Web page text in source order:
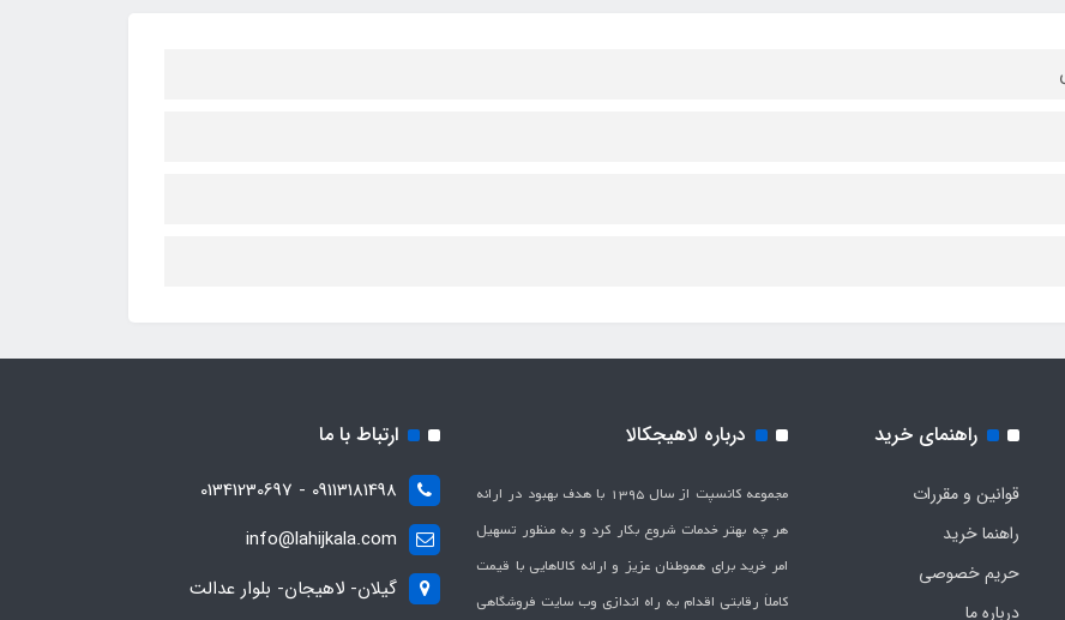
راهنمای خرید
قوانین و مقررات
راهنما خرید
حریم خصوصی
درباره ما
درباره لاهیجکالا
مجموعه کانسپت از سال 1395 با هدف بهبود در ارائه
هر چه بهتر خدمات شروع بکار کرد و به منظور تسهیل
امر خرید برای هموطنان عزیز و ارائه کالاهایی با قیمت
کاملاَ رقابتی اقدام به راه اندازی وب سایت فروشگاهی
ارتباط با ما
09113181498 - 01341230697
info@lahijkala.com
گیلان- لاهیجان- بلوار عدالت